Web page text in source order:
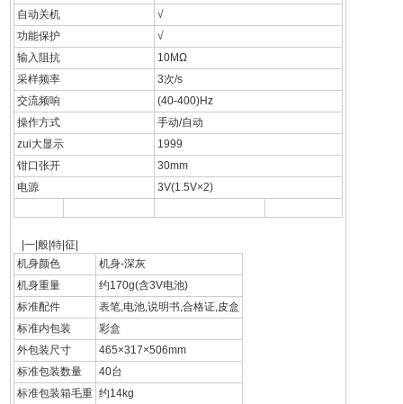
自动关机
√
功能保护
√
输入阻抗
10MΩ
采样频率
3次/s
交流频响
(40-400)Hz
操作方式
手动/自动
zui大显示
1999
钳口张开
30mm
电源
3V(1.5V×2)
|一|般|特|征|
机身颜色
机身-深灰
机身重量
约170g(含3V电池)
标准配件
表笔,电池,说明书,合格证,皮盒
标准内包装
彩盒
外包装尺寸
465×317×506mm
标准包装数量
40台
标准包装箱毛重 约14kg